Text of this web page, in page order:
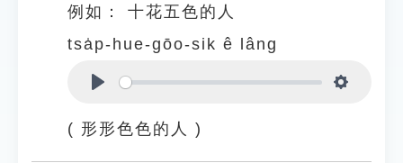
例如：
十花五色的人
tsa̍p-hue-gōo-sik ê lâng
( 形形色色的人 )